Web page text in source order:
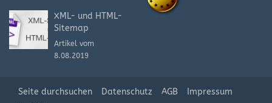
XML- und HTML-
Sitemap
Artikel vom
8.08.2019
Seite durchsuchen Datenschutz AGB
Impressum